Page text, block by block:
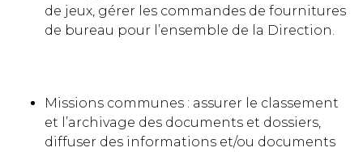
de jeux, gérer les commandes de fournitures
de bureau pour l’ensemble de la Direction.
Missions communes : assurer le classement
et l’archivage des documents et dossiers,
diffuser des informations et/ou documents